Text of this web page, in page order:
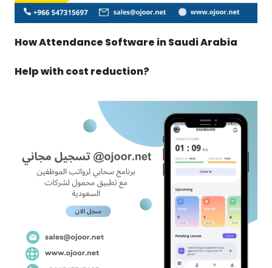
How Attendance Software in Saudi Arabia
Help with cost reduction?